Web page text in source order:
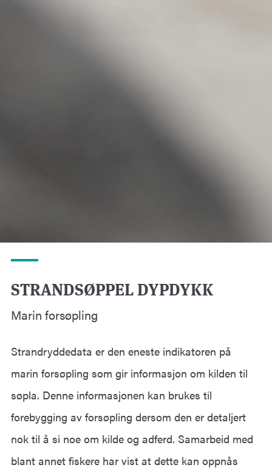
STRANDSØPPEL DYPDYKK
Marin forsøpling
Strandryddedata er den eneste indikatoren på
marin forsøpling som gir informasjon om kilden til
søpla. Denne informasjonen kan brukes til
forebygging av forsøpling dersom den er detaljert
nok til å si noe om kilde og adferd. Samarbeid med
blant annet fiskere har vist at dette kan oppnås